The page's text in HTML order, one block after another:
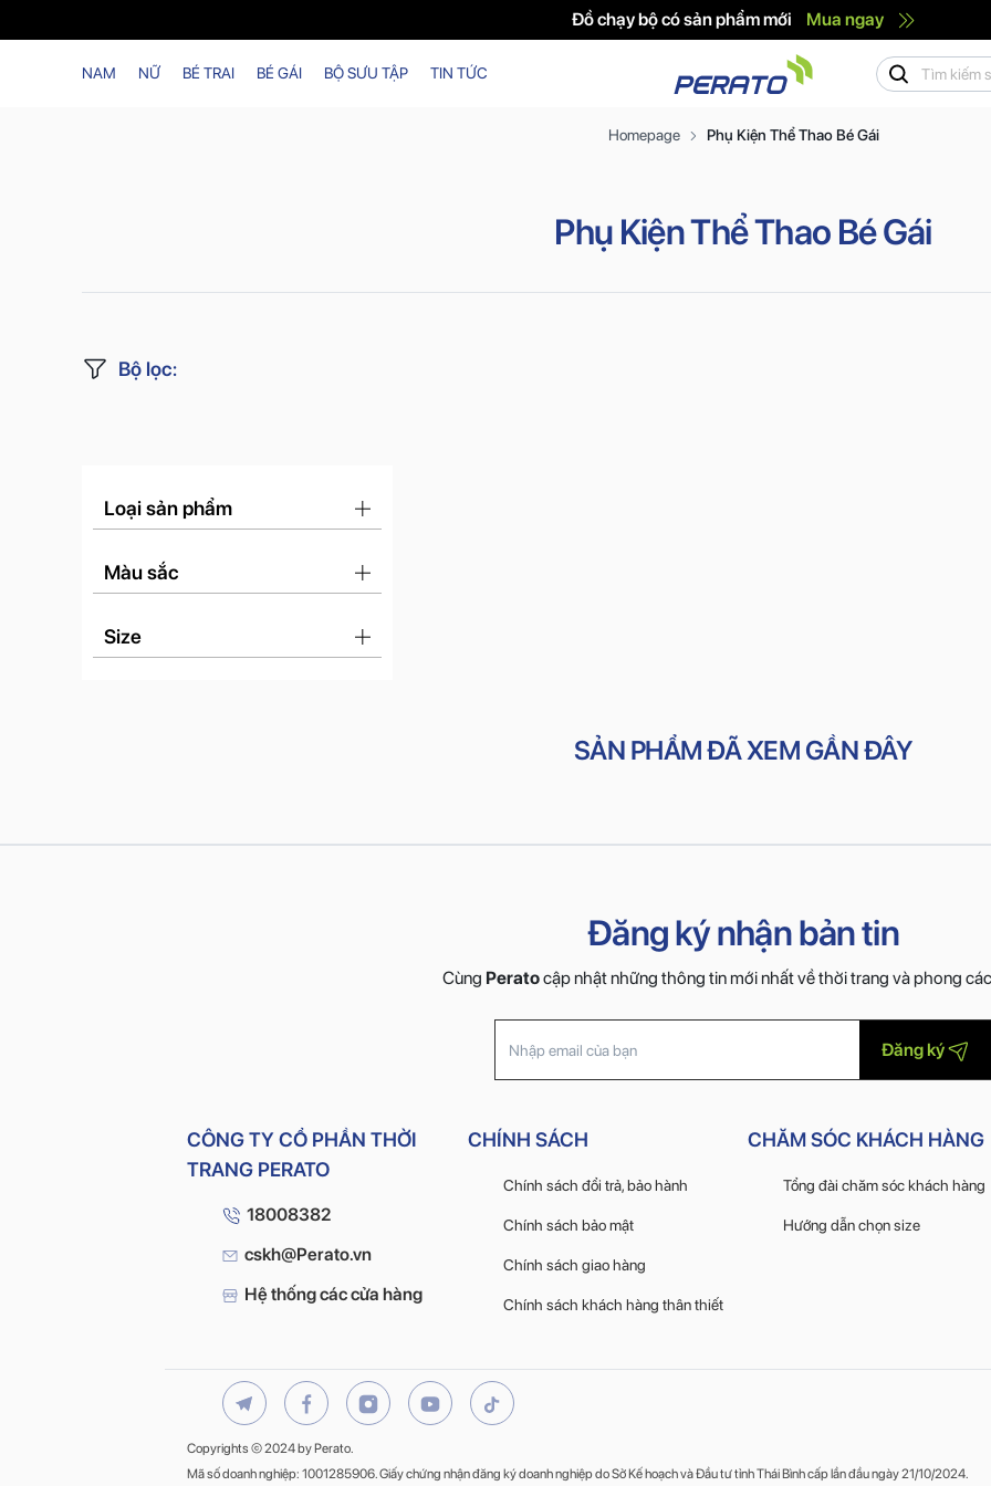
Đồ chạy bộ có sản phẩm mới Mua ngay
NAM NỮ BÉ TRAI BÉ GÁI BỘ SƯU TẬP TIN TỨC
Homepage Phụ Kiện Thể Thao Bé Gái
Phụ Kiện Thể Thao Bé Gái
Bộ lọc:
Loại sản phẩm
Màu sắc
Size
SẢN PHẨM ĐÃ XEM GẦN ĐÂY
Đăng ký nhận bản tin
Cùng Peratocập nhật những thông tin mới nhất về thời trang và phong
Đăng ký
CÔNG TY CỔ PHẦN THỜI
TRANG PERATO
18008382
cskh@Perato.vn
Hệ thống các cửa hàng
CHÍNH SÁCH
Chính sách đổi trả, bảo hành
Chính sách bảo mật
Chính sách giao hàng
Chính sách khách hàng thân thiết
CHĂM SÓC KHÁCH HÀNG
Tổng đài chăm sóc khách hàng
Hướng dẫn chọn size
Copyrights © 2024 by Perato.
Mã số doanh nghiệp: 1001285906. Giấy chứng nhận đăng ký doanh nghiệp do Sở Kế hoạch và Đầu tư tỉnh Thái Bình cấp lần đầu ngày 21/10/2024.